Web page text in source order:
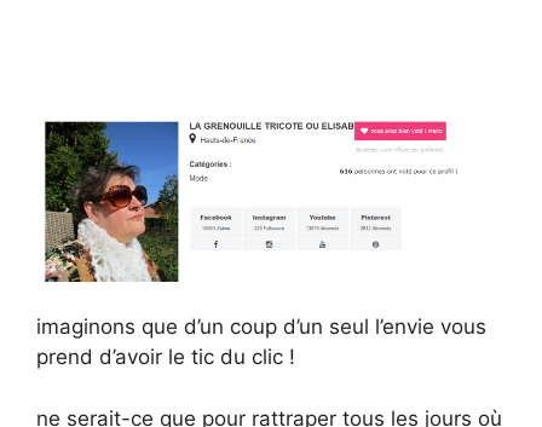
imaginons que d’un coup d’un seul l’envie vous
prend d’avoir le tic du clic !
ne serait-ce que pour rattraper tous les jours où